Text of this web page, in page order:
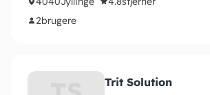
2brugere
Trit Solution